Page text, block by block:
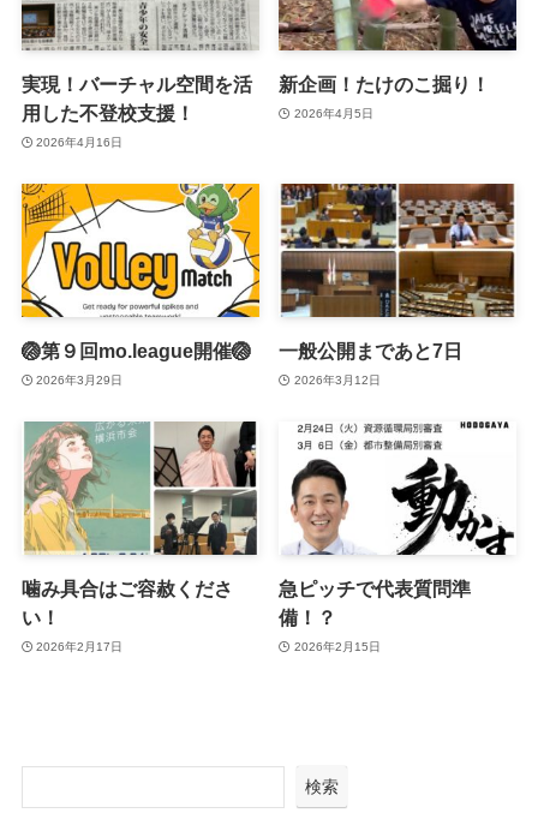
実現！バーチャル空間を活
用した不登校支援！
2026年4月16日
新企画！たけのこ掘り！
2026年4月5日
🏐第９回mo.league開催🏐
2026年3月29日
一般公開まであと7日
2026年3月12日
噛み具合はご容赦くださ
い！
2026年2月17日
急ピッチで代表質問準
備！？
2026年2月15日
検索